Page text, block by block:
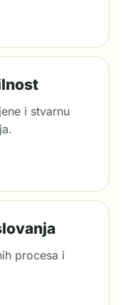
i stvarnu
procesa i